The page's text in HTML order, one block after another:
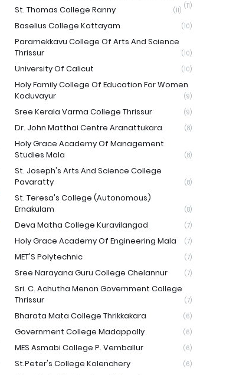
(11)
St. Thomas College Ranny (11)
Baselius College Kottayam (10)
Paramekkavu College Of Arts And Science
Thrissur
(10)
University Of Calicut (10)
Holy Family College Of Education For Women
Koduvayur
(9)
Sree Kerala Varma College Thrissur (9)
Dr. John Matthai Centre Aranattukara (8)
Holy Grace Academy Of Management
Studies Mala
(8)
St. Joseph's Arts And Science College
Pavaratty
(8)
St. Teresa's College (Autonomous)
Ernakulam
(8)
Deva Matha College Kuravilangad (7)
Holy Grace Academy Of Engineering Mala (7)
MET'S Polytechnic (7)
Sree Narayana Guru College Chelannur (7)
Sri. C. Achutha Menon Government College
Thrissur
(7)
Bharata Mata College Thrikkakara (6)
Government College Madappally (6)
MES Asmabi College P. Vemballur (6)
St.Peter's College Kolenchery (6)